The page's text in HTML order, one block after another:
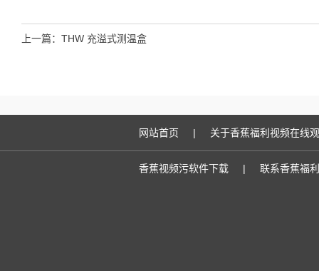
上一篇： THW 充溢式测温盒
网站首页 | 关于香蕉福利视频在线
香蕉视频污软件下载 | 联系香蕉福